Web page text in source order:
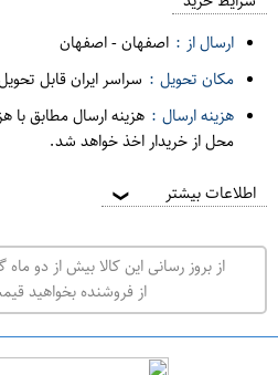
ارسال از : اصفهان-اصفهان
مکان تحویل : سراسر ایران قابل
هزینه ارسال : هزینه ارسال مطابق با
محل از خریدار اخذ خواهد شد.
اطلاعات بیشتر ❯
از بروز رسانی این کالا بیش از دو
از فروشنده بخواهید